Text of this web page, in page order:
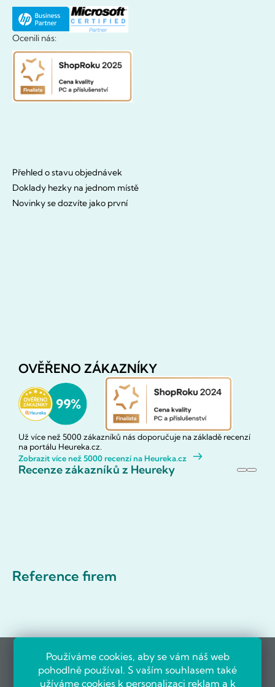
Používáme cookies, aby se vám náš web
pohodlně používal. S vaším souhlasem také
užíváme cookies k personalizaci reklam a k
Ocenili nás:
Přehled o stavu objednávek
Doklady hezky na jednom místě
Novinky se dozvíte jako první
OVĚŘENO ZÁKAZNÍKY
Už více než 5000 zákazníků nás doporučuje na základě recenzí
na portálu Heureka.cz.
Zobrazit více než 5000 recenzí na Heureka.cz
Recenze zákazníků z Heureky
Reference firem